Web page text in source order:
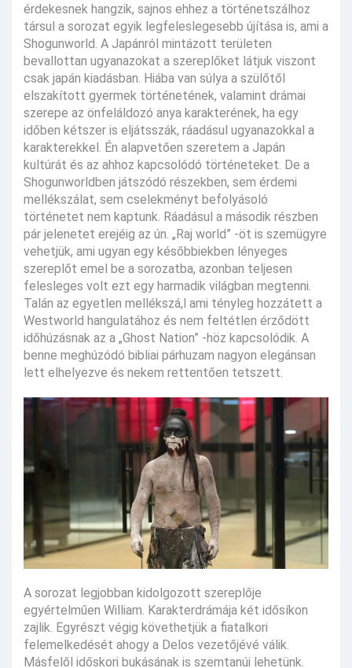
érdekesnek hangzik, sajnos ehhez a történetszálhoz
társul a sorozat egyik legfeleslegesebb újítása is, ami a
Shogunworld. A Japánról mintázott területen
bevallottan ugyanazokat a szereplőket látjuk viszont
csak japán kiadásban. Hiába van súlya a szülőtől
elszakított gyermek történetének, valamint drámai
szerepe az önfeláldozó anya karakterének, ha egy
időben kétszer is eljátsszák, ráadásul ugyanazokkal a
karakterekkel. Én alapvetően szeretem a Japán
kultúrát és az ahhoz kapcsolódó történeteket. De a
Shogunworldben játszódó részekben, sem érdemi
mellékszálat, sem cselekményt befolyásoló
történetet nem kaptunk. Ráadásul a második részben
pár jelenetet erejéig az ún. „Raj world” -öt is szemügyre
vehetjük, ami ugyan egy későbbiekben lényeges
szereplőt emel be a sorozatba, azonban teljesen
felesleges volt ezt egy harmadik világban megtenni.
Talán az egyetlen mellékszá,l ami tényleg hozzátett a
Westworld hangulatához és nem feltétlen érződött
időhúzásnak az a „Ghost Nation” -höz kapcsolódik. A
benne meghúzódó bibliai párhuzam nagyon elegánsan
lett elhelyezve és nekem rettentően tetszett.
A sorozat legjobban kidolgozott szereplője
egyértelműen William. Karakterdrámája két idősíkon
zajlik. Egyrészt végig követhetjük a fiatalkori
felemelkedését ahogy a Delos vezetőjévé válik.
Másfelől időskori bukásának is szemtanúi lehetünk.